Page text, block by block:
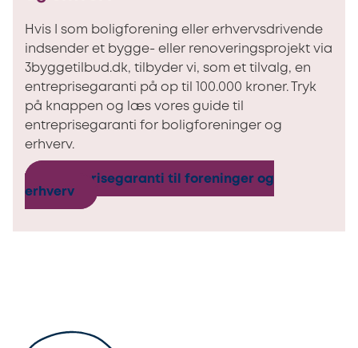
Hvis I som boligforening eller erhvervsdrivende
indsender et bygge- eller renoveringsprojekt via
3byggetilbud.dk, tilbyder vi, som et tilvalg, en
entreprisegaranti på op til 100.000 kroner. Tryk
på knappen og læs vores guide til
entreprisegaranti for boligforeninger og
erhverv.
Entreprisegaranti til foreninger og
erhverv